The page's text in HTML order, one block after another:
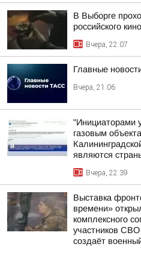
В Выборге
российского
Вчера, 22:07
Главные
Вчера, 21:06
"Инициаторами
газовым
являются
Вчера, 22:39
Выставка
времени»
комплексного
участников
создаёт